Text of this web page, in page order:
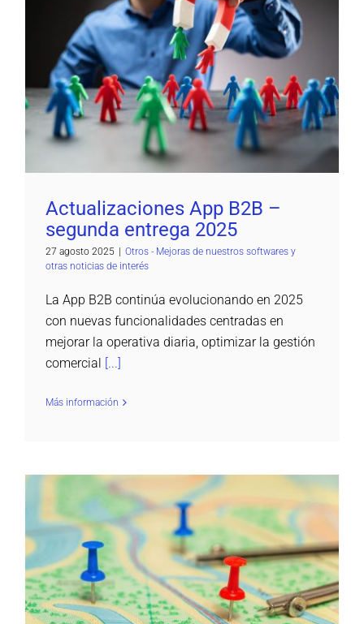
Actualizaciones App B2B – segunda entrega
2025
Otros - Mejoras de nuestros softwares y otras noticias de
interés
Actualizaciones App B2B –
segunda entrega 2025
27 agosto 2025
Otros - Mejoras de nuestros softwares y
otras noticias de interés
La App B2B continúa evolucionando en 2025
con nuevas funcionalidades centradas en
mejorar la operativa diaria, optimizar la gestión
comercial
[...]
Más información
ERP para empresas con múltiples sedes
dProduction ERP Expowin ERP Logistic ERP Multiplo ERP